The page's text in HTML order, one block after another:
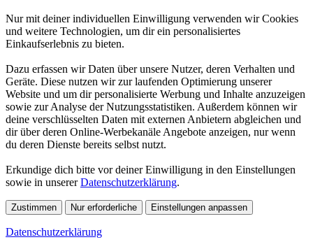
Nur mit deiner individuellen Einwilligung verwenden wir Cookies
und weitere Technologien, um dir ein personalisiertes
Einkaufserlebnis zu bieten.
Dazu erfassen wir Daten über unsere Nutzer, deren Verhalten und
Geräte. Diese nutzen wir zur laufenden Optimierung unserer
Website und um dir personalisierte Werbung und Inhalte anzuzeigen
sowie zur Analyse der Nutzungsstatistiken. Außerdem können wir
deine verschlüsselten Daten mit externen Anbietern abgleichen und
dir über deren Online-Werbekanäle Angebote anzeigen, nur wenn
du deren Dienste bereits selbst nutzt.
Erkundige dich bitte vor deiner Einwilligung in den Einstellungen
sowie in unsererDatenschutzerklärung.
Zustimmen Nur erforderliche Einstellungen anpassen
Datenschutzerklärung